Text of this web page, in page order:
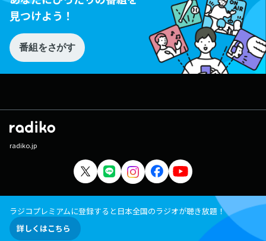
見つけよう！
番組をさがす
radiko.jp
ラジコプレミアムに登録すると日本全国のラジオが聴き放題！
詳しくはこちら